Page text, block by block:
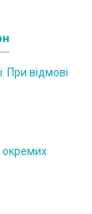
При відмові
окремих